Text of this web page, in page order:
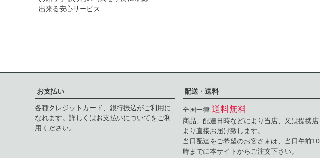
出来る安心サービス
お支払い
各種クレジットカード、銀行振込がご利用に
なれます。詳しくはお支払いについてをご利
用ください。
配送・送料
全国一律 送料無料
商品、配達日時などにより当店、又は提携店
より直接お届け致します。
当日配達をご希望のお客さまは、当日午前10
時までに本サイトからご注文下さい。